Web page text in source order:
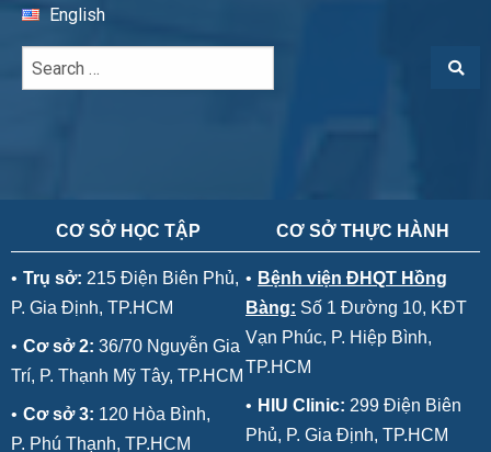
English
CƠ SỞ HỌC TẬP
• Trụ sở: 215 Điện Biên Phủ,
P. Gia Định, TP.HCM
• Cơ sở 2: 36/70 Nguyễn Gia
Trí, P. Thạnh Mỹ Tây, TP.HCM
• Cơ sở 3: 120 Hòa Bình,
P. Phú Thạnh, TP.HCM
CƠ SỞ THỰC HÀNH
• Bệnh viện ĐHQT Hồng
Bàng: Số 1 Đường 10, KĐT
Vạn Phúc, P. Hiệp Bình,
TP.HCM
• HIU Clinic: 299 Điện Biên
Phủ, P. Gia Định, TP.HCM